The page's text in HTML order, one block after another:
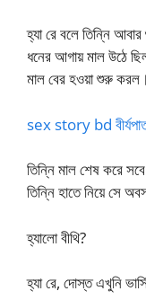
হ্যা রে বলে তিন্নি
ধনের আগায় মাল উঠে
মাল বের হওয়া শুরু করল।
sex story bd
তিন্নি মাল শেষ করে
তিন্নি হাতে নিয়ে সে
হ্যালো বীথি?
হ্যা রে, দোস্ত এখুনি